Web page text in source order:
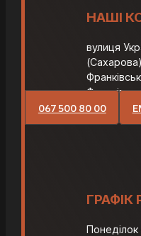
НАШІ
вулиця
067 500 80 00
Понеділок